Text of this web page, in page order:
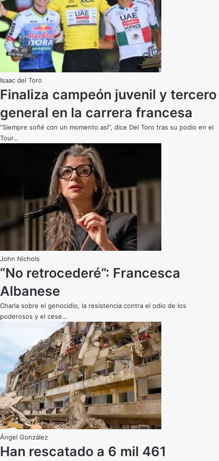
Isaac del Toro
Finaliza campeón juvenil y tercero
general en la carrera francesa
“Siempre soñé con un momento así”, dice Del Toro tras su podio en el
Tour…
John Nichols
“No retrocederé”: Francesca
Albanese
Charla sobre el genocidio, la resistencia contra el odio de los
poderosos y el cese…
Ángel González
Han rescatado a 6 mil 461